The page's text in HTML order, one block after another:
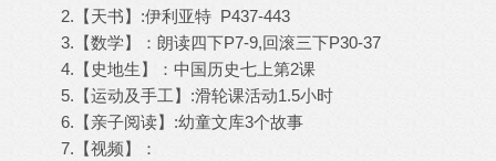
2.【天书】:伊利亚特 P437-443
3.【数学】：朗读四下P7-9,回滚三下P30-37
4.【史地生】：中国历史七上第2课
5.【运动及手工】:滑轮课活动1.5小时
6.【亲子阅读】:幼童文库3个故事
7.【视频】：